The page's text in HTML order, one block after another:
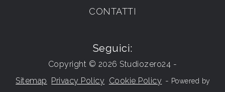
CONTATTI
Seguici:
Copyright © 2026 Studiozero24 -
Sitemap Privacy Policy Cookie Policy - Powered by